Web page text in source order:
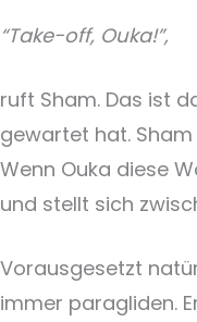
“Take-off, Ouka!”,
ruft Sham. Das ist
gewartet hat.
Wenn Ouka diese
und stellt sich
Vorausgesetzt
immer paragliden.